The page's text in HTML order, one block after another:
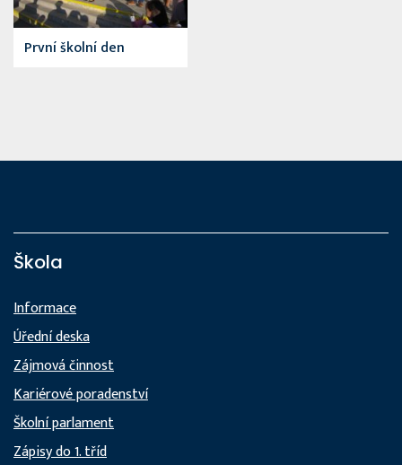
První školní den
Škola
Informace
Úřední deska
Zájmová činnost
Kariérové poradenství
Školní parlament
Zápisy do 1. tříd